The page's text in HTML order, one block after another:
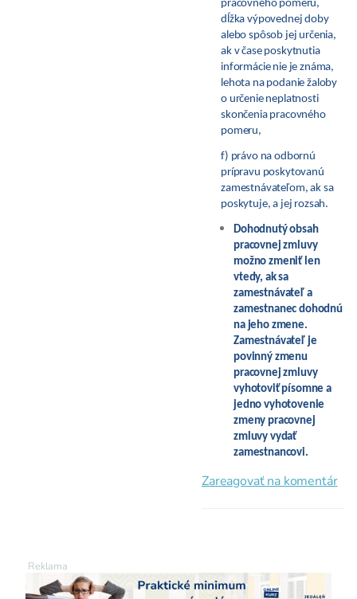
pracovného pomeru,
dĺžka výpovednej doby
alebo spôsob jej určenia,
ak v čase poskytnutia
informácie nie je známa,
lehota na podanie žaloby
o určenie neplatnosti
skončenia pracovného
pomeru,
f) právo na odbornú
prípravu poskytovanú
zamestnávateľom, ak sa
poskytuje, a jej rozsah.
Dohodnutý obsah
pracovnej zmluvy
možno zmeniť len
vtedy, ak sa
zamestnávateľ a
zamestnanec dohodnú
na jeho zmene.
Zamestnávateľ je
povinný zmenu
pracovnej zmluvy
vyhotoviť písomne a
jedno vyhotovenie
zmeny pracovnej
zmluvy vydať
zamestnancovi.
Zareagovať na komentár